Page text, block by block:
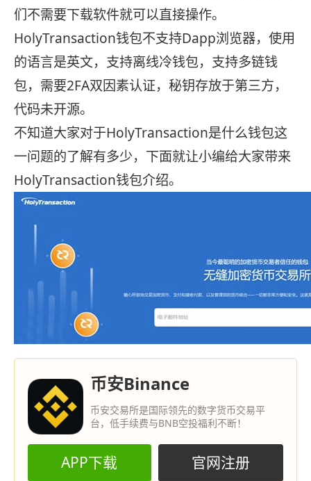
们不需要下载软件就可以直接操作。
HolyTransaction钱包不支持Dapp浏览器，使用
的语言是英文，支持离线冷钱包，支持多链钱
包，需要2FA双因素认证，秘钥存放于第三方，
代码未开源。
不知道大家对于HolyTransaction是什么钱包这
一问题的了解有多少，下面就让小编给大家带来
HolyTransaction钱包介绍。
币安Binance
币安交易所是国际领先的数字货币交易平
台，低手续费与BNB空投福利不断！
APP下载 官网注册